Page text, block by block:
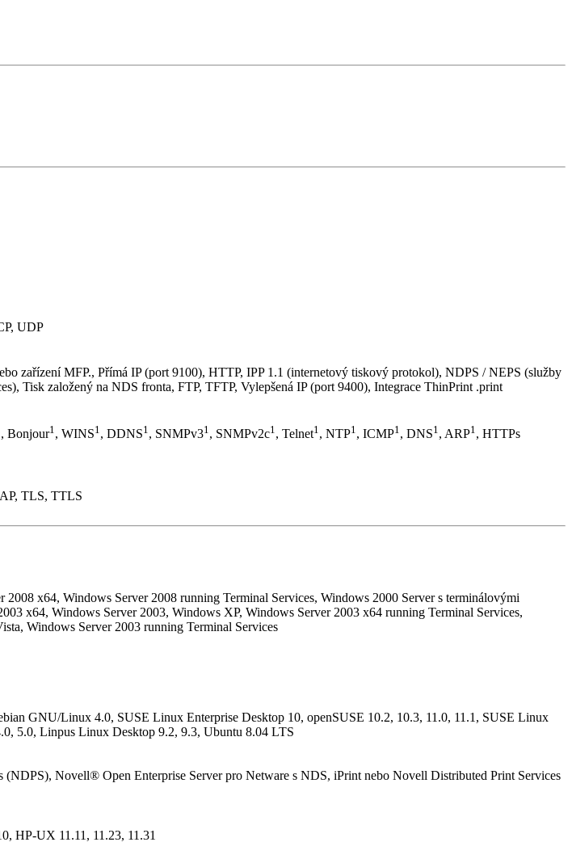
UDP
zařízení MFP., Přímá IP (port 9100), HTTP, IPP 1.1 (internetový tiskový protokol), NDPS / NEPS (služby
Tisk založený na NDS fronta, FTP, TFTP, Vylepšená IP (port 9400), Integrace ThinPrint .print
, Bonjour1, WINS1, DDNS1, SNMPv31, SNMPv2c1, Telnet1, NTP1, ICMP1, DNS1, ARP1, HTTPs
TLS, TTLS
x64, Windows Server 2008 running Terminal Services, Windows 2000 Server s terminálovými
x64, Windows Server 2003, Windows XP, Windows Server 2003 x64 running Terminal Services,
Windows Server 2003 running Terminal Services
GNU/Linux 4.0, SUSE Linux Enterprise Desktop 10, openSUSE 10.2, 10.3, 11.0, 11.1, SUSE Linux
5.0, Linpus Linux Desktop 9.2, 9.3, Ubuntu 8.04 LTS
Novell® Open Enterprise Server pro Netware s NDS, iPrint nebo Novell Distributed Print Services
HP-UX 11.11, 11.23, 11.31